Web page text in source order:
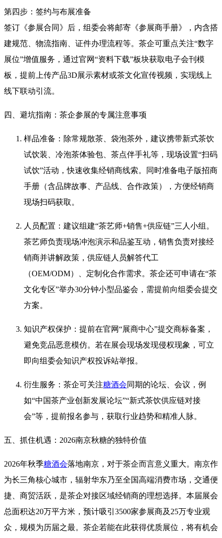
第四步：签约与布展准备
签订《参展合同》后，组委会将邮寄《参展商手册》，内含搭
建规范、物流指南、证件办理流程等。茶企可重点关注“数字
展位”增值服务，通过官网“资料下载”板块获取电子会刊模
板，提前上传产品3D展示素材或茶文化宣传视频，实现线上
线下联动引流。
四、避坑指南：茶企参展的专属注意事项
样品准备：除常规散茶、袋泡茶外，建议携带新式茶饮
试饮装、冷泡茶体验包、茶点伴手礼等，现场设置“扫码
试饮”活动，快速收集经销商线索。同时准备电子版招商
手册（含品牌故事、产品线、合作政策），方便经销商
现场扫码获取。
人员配置：建议组建“茶艺师+销售+供应链”三人小组。
茶艺师负责现场冲泡演示和品鉴互动，销售负责对接经
销商并讲解政策，供应链人员解答代工
（OEM/ODM）、定制化合作需求。茶企还可申请在“茶
文化专区”举办30分钟小型品鉴会，需提前向组委会提交
方案。
知识产权保护：提前在官网“展商中心”提交商标备案，
避免竞品恶意模仿。若在展会现场发现侵权现象，可立
即向组委会知识产权投诉站举报。
衍生服务：茶企可关注糖酒会同期的论坛、会议，例
如“中国茶产业创新发展论坛”“新式茶饮供应链对接
会”等，提前报名参与，获取行业趋势和精准人脉。
五、抓住机遇：2026南京秋糖的独特价值
2026年秋季糖酒会落地南京，对于茶企而言意义重大。南京作
为长三角核心城市，辐射华东乃至全国高端消费市场，交通便
捷、商贸活跃，是茶企对接区域经销商的理想选择。本届展会
总面积达20万平方米，预计吸引3500家参展商及25万专业观
众 ，规模为历届之最。茶企若能在此获得优质展位，将有机会